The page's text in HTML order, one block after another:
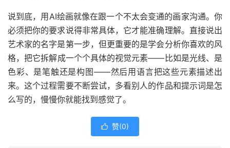
说到底，用AI绘画就像在跟一个不太会变通的画家沟通。你
必须把你的要求说得非常具体，它才能准确理解。直接说出
艺术家的名字是第一步，但更重要的是学会分析你喜欢的风
格，把它拆解成一个个具体的视觉元素——比如是光线、是
色彩、是笔触还是构图——然后用语言把这些元素描述出
来。这个过程需要不断尝试，多看别人的作品和提示词是怎
么写的，慢慢你就能找到感觉了。
 赞(0)